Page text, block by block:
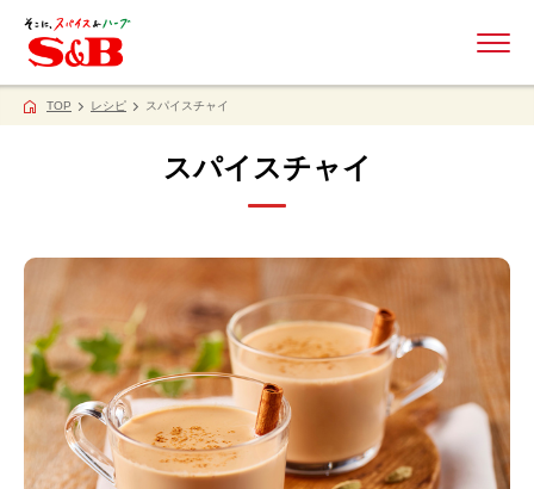
TOP レシピ スパイスチャイ
スパイスチャイ